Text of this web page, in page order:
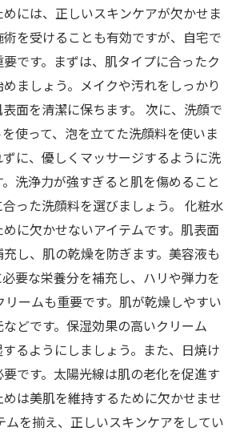
には、正しいスキンケアが欠かせま
を受けることも有効ですが、自宅で
です。まずは、肌タイプに合ったク
ましょう。メイクや汚れをしっかり
面を清潔に保ちます。 次に、洗顔で
使って、泡を立てた洗顔料を使いま
に、優しくマッサージするように洗
洗浄力が強すぎると肌を傷めること
った洗顔料を選びましょう。 化粧水
に欠かせないアイテムです。肌表面
し、肌の乾燥を防ぎます。美容液も
要な栄養分を補充し、ハリや弾力を
リームも重要です。肌が乾燥しやすい
どです。保湿効果の高いクリーム
るようにしましょう。また、日焼け
です。太陽光線は肌の老化を促進す
は美肌を維持するために欠かせませ
ムを揃え、正しいスキンケアをしてい